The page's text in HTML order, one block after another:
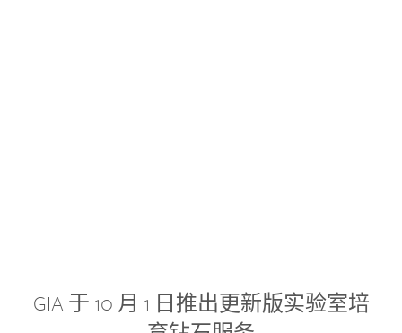
GIA 于 10 月 1 日推出更新版实验室培